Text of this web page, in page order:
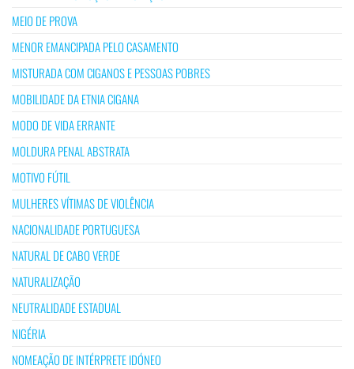
MEIO DE PROVA
MENOR EMANCIPADA PELO CASAMENTO
MISTURADA COM CIGANOS E PESSOAS POBRES
MOBILIDADE DA ETNIA CIGANA
MODO DE VIDA ERRANTE
MOLDURA PENAL ABSTRATA
MOTIVO FÚTIL
MULHERES VÍTIMAS DE VIOLÊNCIA
NACIONALIDADE PORTUGUESA
NATURAL DE CABO VERDE
NATURALIZAÇÃO
NEUTRALIDADE ESTADUAL
NIGÉRIA
NOMEAÇÃO DE INTÉRPRETE IDÓNEO